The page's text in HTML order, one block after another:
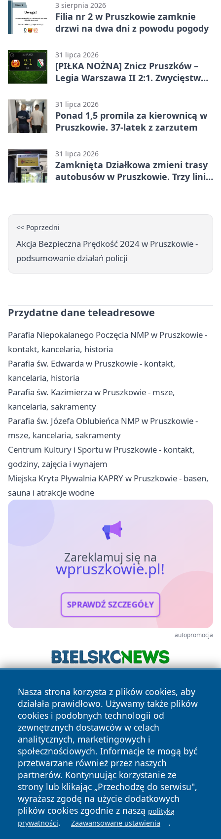
3 sierpnia 2026
Filia nr 2 w Pruszkowie zamknie
drzwi na dwa dni z powodu pogody
31 lipca 2026
[PIŁKA NOŻNA] Znicz Pruszków –
Legia Warszawa II 2:1. Zwycięstwo
minucie
31 lipca 2026
Ponad 1,5 promila za kierownicą w
Pruszkowie. 37-latek z zarzutem
31 lipca 2026
Zamknięta Działkowa zmieni trasy
autobusów w Pruszkowie. Trzy linie
<< Poprzedni
Akcja Bezpieczna Prędkość 2024 w Pruszkowie -
podsumowanie działań policji
Przydatne dane teleadresowe
Parafia Niepokalanego Poczęcia NMP w Pruszkowie -
kontakt, kancelaria, historia
Parafia św. Edwarda w Pruszkowie - kontakt,
kancelaria, historia
Parafia św. Kazimierza w Pruszkowie - msze,
kancelaria, sakramenty
Parafia św. Józefa Oblubieńca NMP w Pruszkowie -
msze, kancelaria, sakramenty
Centrum Kultury i Sportu w Pruszkowie - kontakt,
godziny, zajęcia i wynajem
Miejska Kryta Pływalnia KAPRY w Pruszkowie - basen,
sauna i atrakcje wodne
Zareklamuj się na
wpruszkowie.pl!
SPRAWDŹ SZCZEGÓŁY
autopromocja
Nasza strona korzysta z plików cookies, aby
działała prawidłowo. Używamy także plików
cookies i podobnych technologii od
zewnętrznych dostawców w celach
analitycznych, marketingowych i
społecznościowych. Informacje te mogą być
przetwarzane również przez naszych
partnerów. Kontynuując korzystanie ze
strony lub klikając „Przechodzę do serwisu",
wyrażasz zgodę na użycie dodatkowych
plików cookies zgodnie z naszą polityką
prywatności. Zaawansowane ustawienia .
Copyright © 2026 wpruszkowie.pl Wszystkie prawa
zastrzeżone.
News Autorzy
Polityka
Prywatności
Polityka
Cookies